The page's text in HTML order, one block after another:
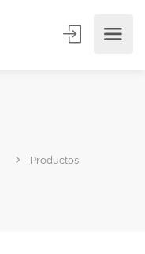
Productos